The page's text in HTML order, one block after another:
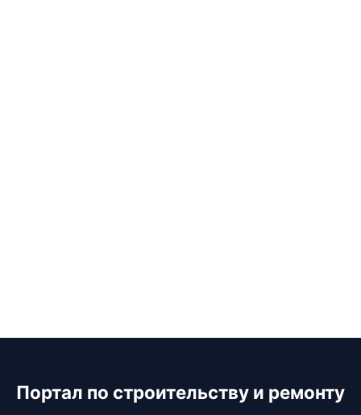
Портал по строительству и ремонту